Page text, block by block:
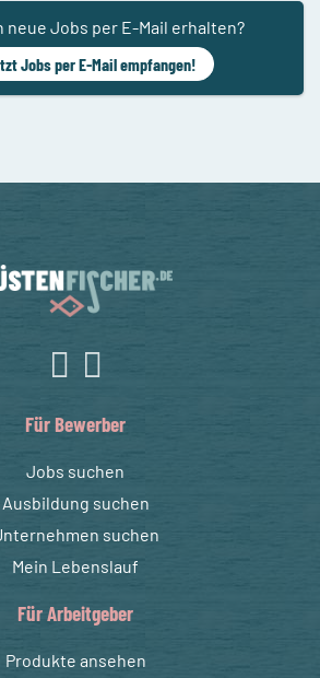
neue Jobs per E-Mail erhalten?
Jobs per E-Mail empfangen!
Für Bewerber
Jobs suchen
Ausbildung suchen
suchen
Mein Lebenslauf
Für Arbeitgeber
Produkte ansehen